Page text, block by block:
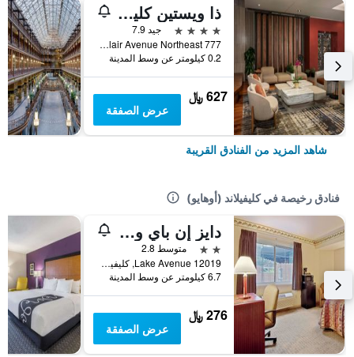
ذا ويستين كليفلاند داونتاون
4 نجوم
جيد 7.9
777 Saint Clair Avenue Northeast, كليفيلاند (أوهايو), OH, الولايات المتحدة الأميريكية
0.2 كيلومتر عن وسط المدينة
627 ﷼
عرض الصفقة
شاهد المزيد من الفنادق القريبة
فنادق رخيصة في كليفيلاند (أوهايو)
دايز إن باي ويندام كليفلاند ليكوود
2 نجمتين
متوسط 2.8
12019 Lake Avenue, كليفيلاند (أوهايو), OH, الولايات المتحدة الأميريكية
6.7 كيلومتر عن وسط المدينة
276 ﷼
عرض الصفقة